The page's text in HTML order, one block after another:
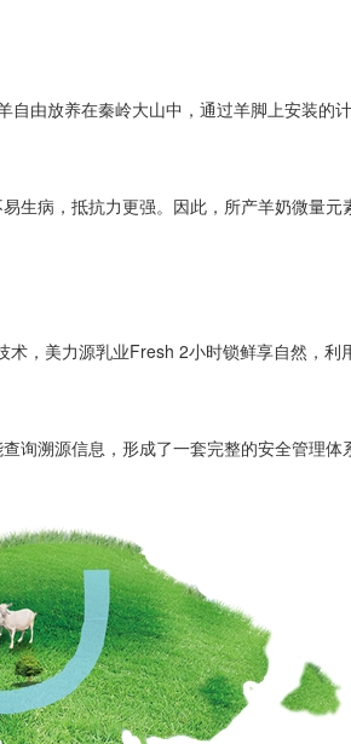
由放养在秦岭大山中，通过羊脚上安装的
病，抵抗力更强。因此，所产羊奶微量元
，美力源乳业Fresh 2小时锁鲜享自然，
溯源信息，形成了一套完整的安全管理体